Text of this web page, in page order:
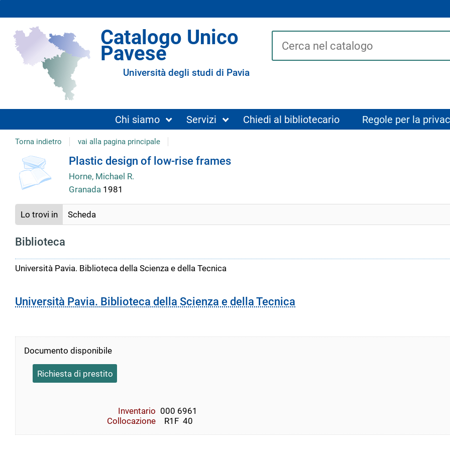
Catalogo Unico
Pavese
Università degli studi di Pavia
Cerca su "Catalogo"
Chi siamo Servizi Chiedi al bibliotecario Regole per la
Torna indietro vai alla pagina principale
Dettaglio
del
documento
Plastic design of low-rise frames
Horne, Michael R.
Granada 1981
Lo trovi in Scheda
Biblioteca
Università Pavia. Biblioteca della Scienza e della Tecnica
Università Pavia. Biblioteca della Scienza e della Tecnica
Documento disponibile
Richiesta di prestito
Inventario 000 6961
Collocazione
  R1F  40